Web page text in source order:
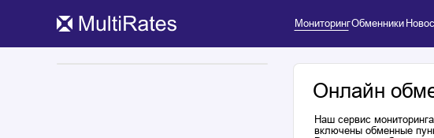
МониторингОбменники
Онлайн
Наш сервис
включены обменные